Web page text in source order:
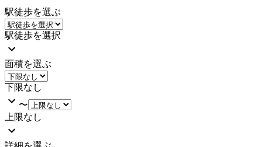
駅徒歩を選ぶ
駅徒歩を選択
面積を選ぶ
下限なし
〜
上限なし